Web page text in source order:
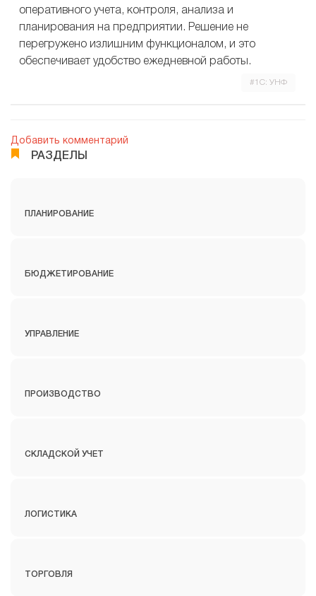
оперативного учета, контроля, анализа и
планирования на предприятии. Решение не
перегружено излишним функционалом, и это
обеспечивает удобство ежедневной работы.
#1С: УНФ
Добавить комментарий
РАЗДЕЛЫ
ПЛАНИРОВАНИЕ
БЮДЖЕТИРОВАНИЕ
УПРАВЛЕНИЕ
ПРОИЗВОДСТВО
СКЛАДСКОЙ УЧЕТ
ЛОГИСТИКА
ТОРГОВЛЯ